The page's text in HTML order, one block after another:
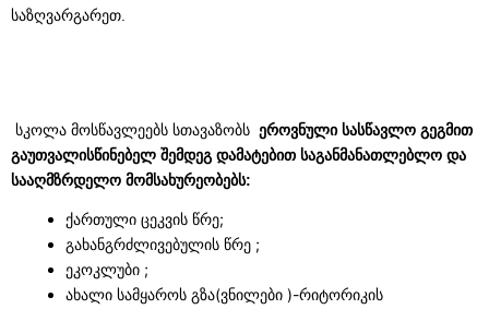
საზღვარგარეთ.
სკოლა მოსწავლეებს სთავაზობს ეროვნული სასწავლო გეგმით
გაუთვალისწინებელ შემდეგ დამატებით საგანმანათლებლო და
სააღმზრდელო მომსახურეობებს:
ქართული ცეკვის წრე;
გახანგრძლივებულის წრე ;
ეკოკლუბი ;
ახალი სამყაროს გზა(ვნილები )-რიტორიკის